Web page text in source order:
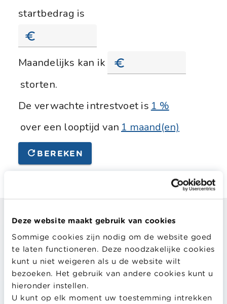
Deze website maakt gebruik van cookies
Sommige cookies zijn nodig om de website goed
te laten functioneren. Deze noodzakelijke cookies
kunt u niet weigeren als u de website wilt
bezoeken. Het gebruik van andere cookies kunt u
hieronder instellen.
U kunt op elk moment uw toestemming intrekken
startbedrag is
Start bedrag
Maandelijks kan ik Maandelijks bedrag
storten.
De verwachte intrestvoet is 1 %
over een looptijd van 1 maand(en)
BEREKEN
Wil je nog meer weten over dit thema?
Waarom sparen?
Wat is een spaarrekening?
Wat brengt een spaarrekening op?